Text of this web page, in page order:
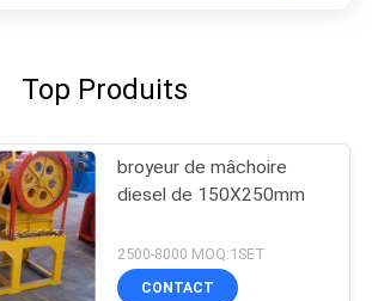
Top Produits
broyeur de mâchoire
diesel de 150X250mm
2500-8000 MOQ:1SET
CONTACT